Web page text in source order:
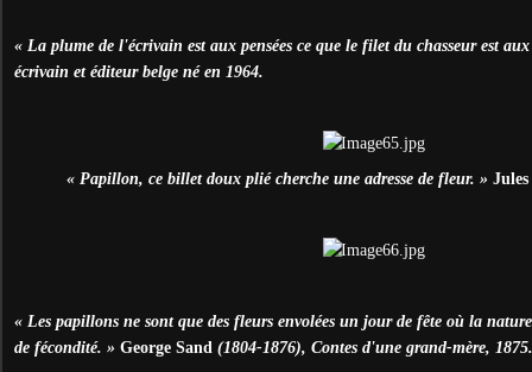
« La plume de l'écrivain est aux pensées ce que le filet du chasseur est
écrivain et éditeur belge né en 1964.
« Papillon, ce billet doux plié cherche une adresse de fleur. »
« Les papillons ne sont que des fleurs envolées un jour de fête où la
de fécondité. » George Sand (1804-1876), Contes d'une grand-mère, 1875.